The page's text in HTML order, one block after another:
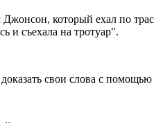
который ехал по
и съехала на тротуар".
свои слова с